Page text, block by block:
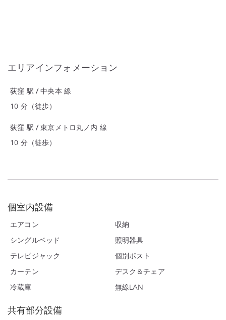
エリアインフォメーション
荻窪 駅 / 中央本 線
10 分（徒歩）
荻窪 駅 / 東京メトロ丸ノ内 線
10 分（徒歩）
個室内設備
エアコン 収納
シングルベッド 照明器具
テレビジャック 個別ポスト
カーテン デスク＆チェア
冷蔵庫 無線LAN
共有部分設備